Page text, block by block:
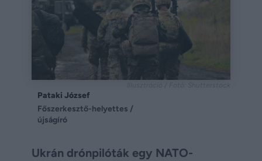
Pataki József
Főszerkesztő-helyettes /
újságíró
Ukrán drónpilóták egy NATO-